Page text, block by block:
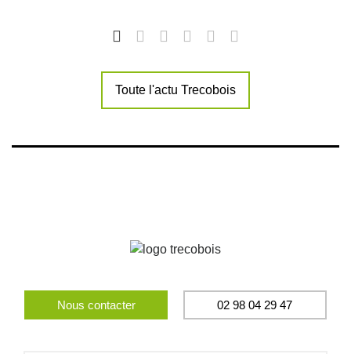
Toute l'actu Trecobois
Nous contacter 02 98 04 29 47